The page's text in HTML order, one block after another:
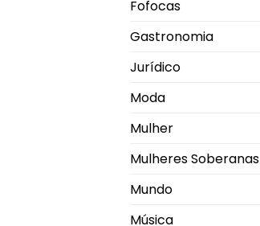
Fofocas
Gastronomia
Jurídico
Moda
Mulher
Mulheres Soberanas
Mundo
Música